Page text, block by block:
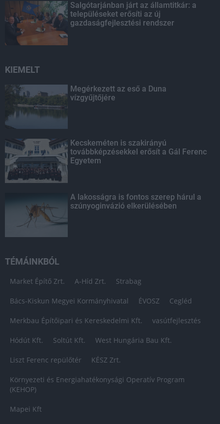
Salgótarjánban járt az államtitkár: a
településeket erősíti az új
gazdaságfejlesztési rendszer
KIEMELT
Megérkezett az eső a Duna
vízgyűjtőjére
Kecskeméten is szakirányú
továbbképzésekkel erősít a Gál Ferenc
Egyetem
A lakosságra is fontos szerep hárul a
szúnyoginvázió elkerülésében
TÉMÁINKBÓL
Market Építő Zrt. A-Híd Zrt. Strabag
Bács-Kiskun Megyei Kormányhivatal ÉVOSZ Cegléd
Merkbau Építőipari és Kereskedelmi Kft. vasútfejlesztés
Hódút Kft. Soltút Kft. West Hungária Bau Kft.
Liszt Ferenc repülőtér KÉSZ Zrt.
Környezeti és Energiahatékonysági Operatív Program
(KEHOP)
Mapei Kft